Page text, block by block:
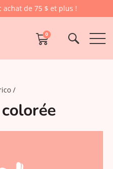
achat de 75 $ et plus !
0